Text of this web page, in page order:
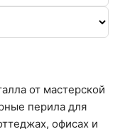
от мастерской
перила для
офисах и